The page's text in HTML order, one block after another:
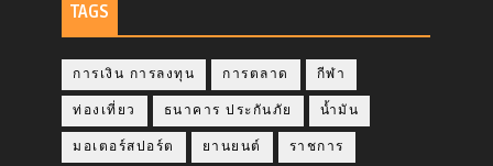
TAGS
การเงิน การลงทุน การตลาด กีฬา
ท่องเที่ยว ธนาคาร ประกันภัย น้ำมัน
มอเตอร์สปอร์ต ยานยนต์ ราชการ